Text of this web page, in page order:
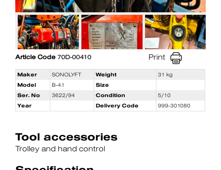
Article Code70D-00410 Print
Maker SONOLYFT Weight
31 kg
Model
B-4.1
Size
Ser. No
3622/94 Condition
5/10
Year
Delivery Code 999-301080
Tool accessories
Trolley and hand control